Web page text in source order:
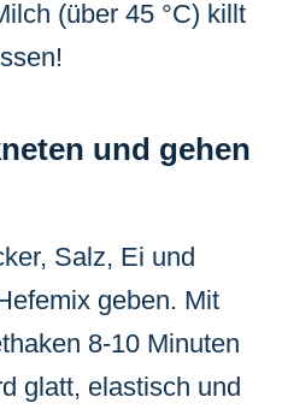
(über 45 °C) killt
und gehen
Salz, Ei und
geben. Mit
8-10 Minuten
glatt, elastisch und